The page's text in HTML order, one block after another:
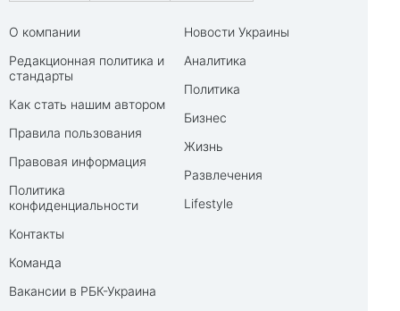
О компании
Редакционная политика и
стандарты
Как стать нашим автором
Правила пользования
Правовая информация
Политика
конфиденциальности
Контакты
Команда
Вакансии в РБК-Украина
Новости Украины
Аналитика
Политика
Бизнес
Жизнь
Развлечения
Lifestyle